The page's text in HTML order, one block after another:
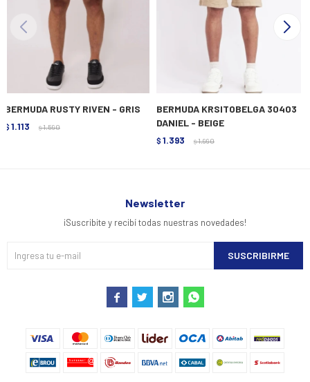
BERMUDA RUSTY RIVEN - GRIS
$ 1.113 $ 1.590
BERMUDA KRSITOBELGA 30403
DANIEL - BEIGE
$ 1.393 $ 1.990
Newsletter
¡Suscribite y recibí todas nuestras novedades!
SUSCRIBIRME
   